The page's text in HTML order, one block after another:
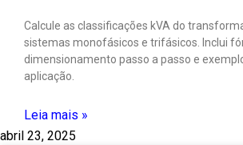
Calcule as classificações kVA do
sistemas monofásicos e trifásicos. Inclui
dimensionamento passo a passo e
aplicação.
Leia mais »
abril 23, 2025